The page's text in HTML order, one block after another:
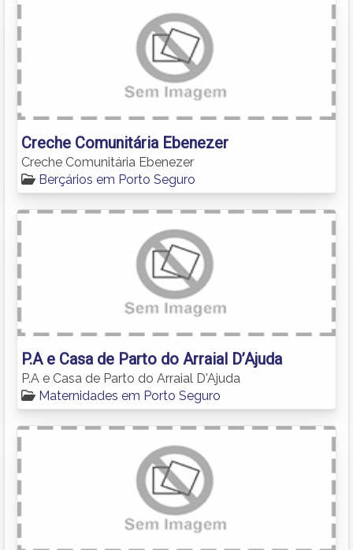
Creche Comunitária Ebenezer
Creche Comunitária Ebenezer
Berçários em Porto Seguro
P.A e Casa de Parto do Arraial D’Ajuda
P.A e Casa de Parto do Arraial D'Ajuda
Maternidades em Porto Seguro